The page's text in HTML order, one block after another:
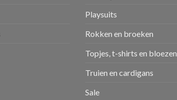
Playsuits
Rokken en broeken
Topjes, t-shirts en bloezen
Truien en cardigans
Sale